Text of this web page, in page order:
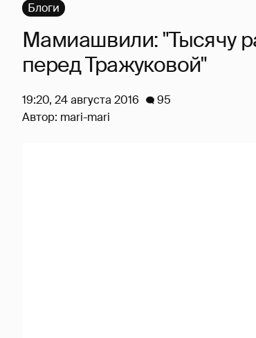
Блоги
Мамиашвили: "Тысячу
перед Тражуковой"
19:20, 24 августа 2016
95
Автор: mari-mari